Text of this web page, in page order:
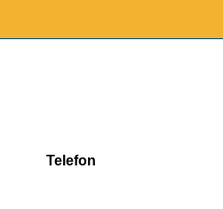
Telefon